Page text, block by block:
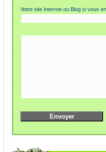
Votre site Internet ou Blog si vous